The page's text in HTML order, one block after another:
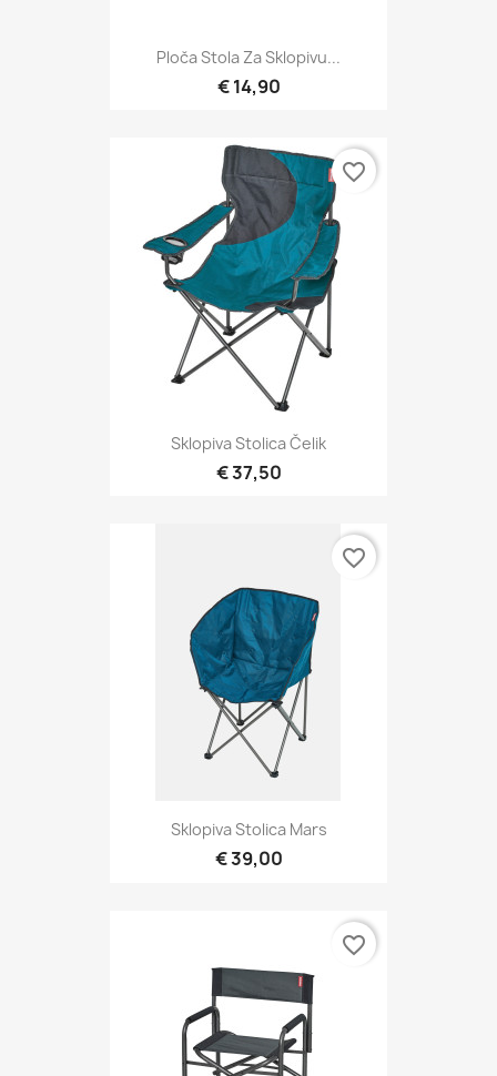
Ploča Stola Za Sklopivu...
€ 14,90
Sklopiva Stolica Čelik
€ 37,50
favorite_border
Sklopiva Stolica Mars
€ 39,00
favorite_border
favorite_border